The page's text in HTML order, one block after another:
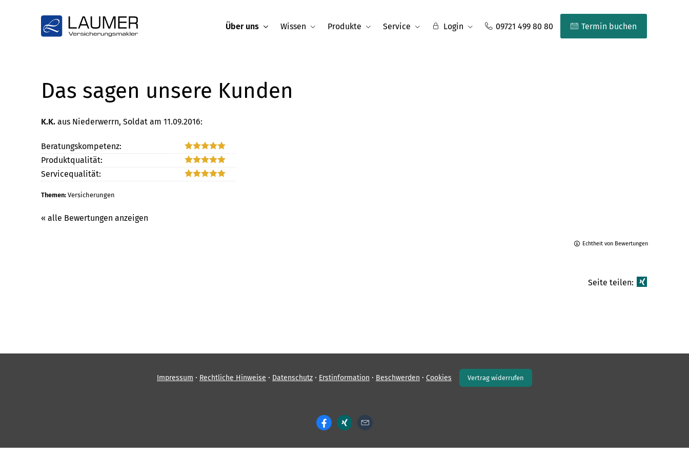
Über uns Wissen Produkte Service Login 09721 499 80 80 Termin buchen
Das sagen unsere Kunden
K.K. aus Niederwerrn, Soldat am 11.09.2016:
Beratungskompetenz:
Produktqualität:
Servicequalität:
Themen: Versicherungen
« alle Bewertungen anzeigen
Echtheit von Bewertungen
Seite teilen:
Impressum · Rechtliche Hinweise · Datenschutz · Erstinformation · Beschwerden · Cookies Vertrag widerrufen